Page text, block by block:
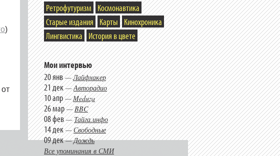
)
Ретрофутуризм
Космонавтика
Старые издания
Карты
Кинохроника
Лингвистика
История в цвете
Мои интервью
20 янв—Лайфхакер
21 дек—Авторадио
10 апр—Meduza
26 мар—BBC
08 фев—Тайга.инфо
14 дек—Свободные
09 дек—Дождь
Все упоминания в СМИ